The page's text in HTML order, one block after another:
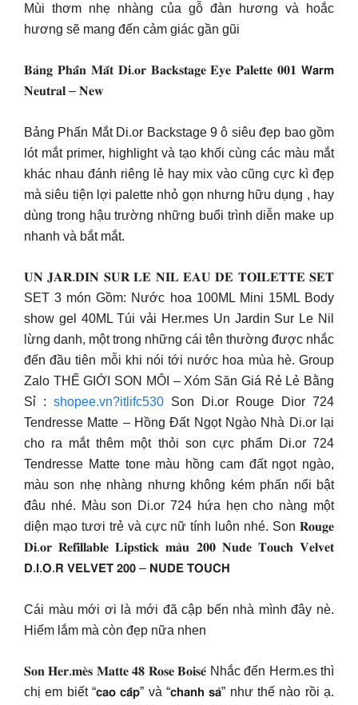
Mùi thơm nhẹ nhàng của gỗ đàn hương và hoắc
hương sẽ mang đến cảm giác gần gũi
𝐁𝐚̉𝐧𝐠 𝐏𝐡𝐚̂́𝐧 𝐌𝐚̆́𝐭 𝐃𝐢.𝐨𝐫 𝐁𝐚𝐜𝐤𝐬𝐭𝐚𝐠𝐞 𝐄𝐲𝐞 𝐏𝐚𝐥𝐞𝐭𝐭𝐞 𝟎𝟎𝟏 𝗪𝗮𝗿𝗺
𝐍𝐞𝐮𝐭𝐫𝐚𝐥 – 𝐍𝐞𝐰
Bảng Phấn Mắt Di.or Backstage 9 ô siêu đẹp bao gồm
lót mắt primer, highlight và tạo khối cùng các màu mắt
khác nhau đánh riêng lẻ hay mix vào cũng cực kì đẹp
mà siêu tiện lợi palette nhỏ gọn nhưng hữu dụng , hay
dùng trong hậu trường những buổi trình diễn make up
nhanh và bắt mắt.
𝐔𝐍 𝐉𝐀𝐑.𝐃𝐈𝐍 𝐒𝐔𝐑 𝐋𝐄 𝐍𝐈𝐋 𝐄𝐀𝐔 𝐃𝐄 𝐓𝐎𝐈𝐋𝐄𝐓𝐓𝐄 𝐒𝐄𝐓
SET 3 món Gồm: Nước hoa 100ML Mini 15ML Body
show gel 40ML Túi vải Her.mes Un Jardin Sur Le Nil
lừng danh, một trong những cái tên thường được nhắc
đến đầu tiên mỗi khi nói tới nước hoa mùa hè. Group
Zalo THẾ GIỚI SON MÔI – Xóm Săn Giá Rẻ Lẻ Bằng
Sỉ : shopee.vn?itlifc530 Son Di.or Rouge Dior 724
Tendresse Matte – Hồng Đất Ngọt Ngào Nhà Di.or lại
cho ra mắt thêm một thỏi son cực phẩm Di.or 724
Tendresse Matte tone màu hồng cam đất ngọt ngào,
màu son nhẹ nhàng nhưng không kém phấn nổi bật
đâu nhé. Màu son Di.or 724 hứa hẹn cho nàng một
diện mạo tươi trẻ và cực nữ tính luôn nhé. Son 𝐑𝐨𝐮𝐠𝐞
𝐃𝐢.𝐨𝐫 𝐑𝐞𝐟𝐢𝐥𝐥𝐚𝐛𝐥𝐞 𝐋𝐢𝐩𝐬𝐭𝐢𝐜𝐤 𝐦𝐚̀𝐮 𝟐𝟎𝟎 𝐍𝐮𝐝𝐞 𝐓𝐨𝐮𝐜𝐡 𝐕𝐞𝐥𝐯𝐞𝐭
𝗗.𝗜.𝗢.𝗥 𝗩𝗘𝗟𝗩𝗘𝗧 𝟮𝟬𝟬 – 𝗡𝗨𝗗𝗘 𝗧𝗢𝗨𝗖𝗛
Cái màu mới ơi là mới đã cập bến nhà mình đây nè.
Hiếm lắm mà còn đẹp nữa nhen
𝐒𝐨𝐧 𝐇𝐞𝐫.𝐦𝐞̀𝐬 𝐌𝐚𝐭𝐭𝐞 𝟒𝟖 𝐑𝐨𝐬𝐞 𝐁𝐨𝐢𝐬𝐞́ Nhắc đến Herm.es thì
chị em biết “𝗰𝗮𝗼 𝗰𝗮̂́𝗽” và “𝗰𝗵𝗮𝗻𝗵 𝘀𝗮̉” như thế nào rồi ạ.